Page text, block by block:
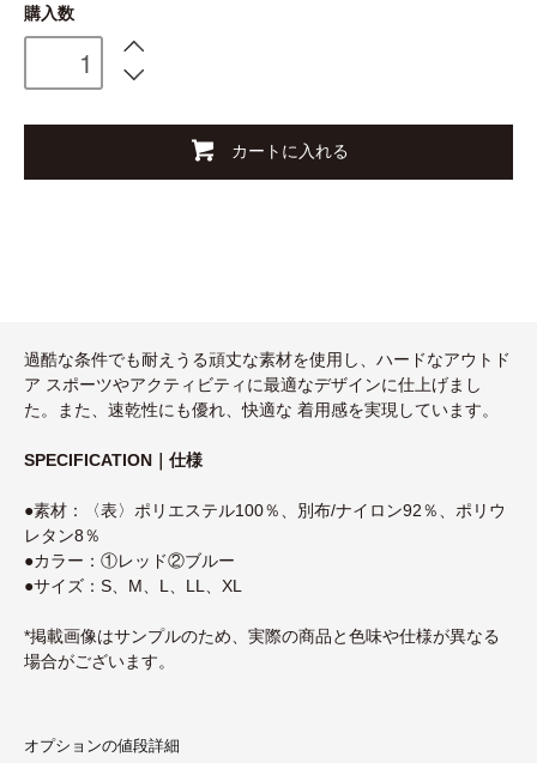
購入数
カートに入れる
過酷な条件でも耐えうる頑丈な素材を使用し、ハードなアウトド
ア スポーツやアクティビティに最適なデザインに仕上げまし
た。また、速乾性にも優れ、快適な 着用感を実現しています。
SPECIFICATION｜仕様
●素材：〈表〉ポリエステル100％、別布/ナイロン92％、ポリウ
レタン8％
●カラー：①レッド②ブルー
●サイズ：S、M、L、LL、XL
*掲載画像はサンプルのため、実際の商品と色味や仕様が異なる
場合がございます。
オプションの値段詳細